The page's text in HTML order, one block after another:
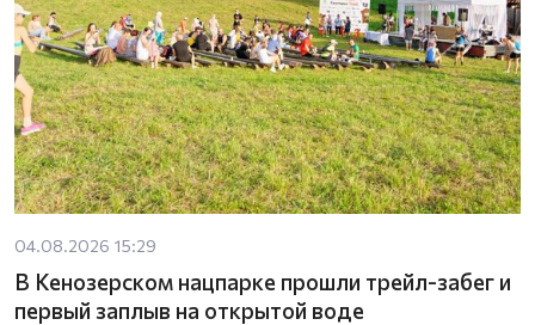
04.08.2026 15:29
В Кенозерском нацпарке прошли трейл-забег и
первый заплыв на открытой воде